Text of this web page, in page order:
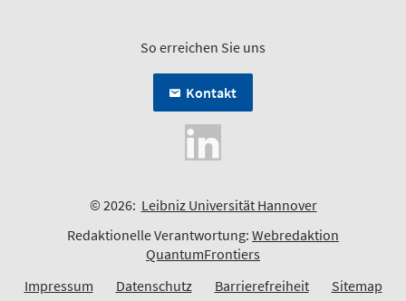
So erreichen Sie uns
Kontakt
© 2026: Leibniz Universität Hannover
Redaktionelle Verantwortung: Webredaktion
QuantumFrontiers
Impressum
Datenschutz Barrierefreiheit Sitemap